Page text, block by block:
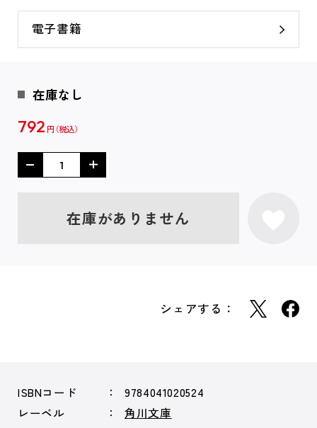
電子書籍
在庫なし
792 円
在庫がありません
シェアする：
ISBNコード
9784041020524
レーベル
角川文庫